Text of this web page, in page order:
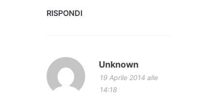
RISPONDI
Unknown
19 Aprile 2014 alle
14:18